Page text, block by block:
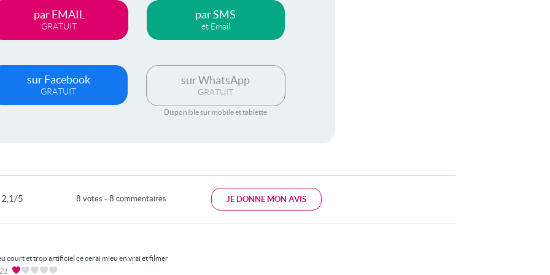
par EMAIL
GRATUIT
par SMS
et Email
sur Facebook
GRATUIT
sur WhatsApp
GRATUIT
Disponible sur mobile et tablette
2,1/5 8 votes - 8 commentaires JE DONNE MON AVIS
court et trop artificiel ce cerai mieu en vrai et filmer